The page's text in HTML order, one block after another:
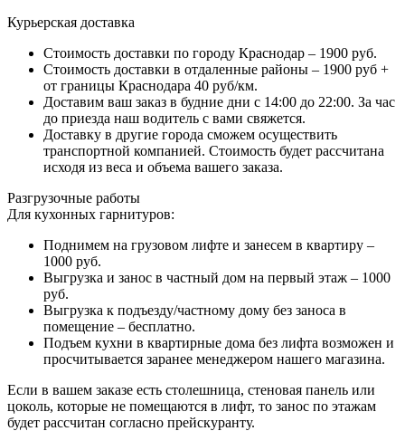
Курьерская доставка
Стоимость доставки по городу Краснодар – 1900 руб.
Стоимость доставки в отдаленные районы – 1900 руб +
от границы Краснодара 40 руб/км.
Доставим ваш заказ в будние дни с 14:00 до 22:00. За час
до приезда наш водитель с вами свяжется.
Доставку в другие города сможем осуществить
транспортной компанией. Стоимость будет рассчитана
исходя из веса и объема вашего заказа.
Разгрузочные работы
Для кухонных гарнитуров:
Поднимем на грузовом лифте и занесем в квартиру –
1000 руб.
Выгрузка и занос в частный дом на первый этаж – 1000
руб.
Выгрузка к подъезду/частному дому без заноса в
помещение – бесплатно.
Подъем кухни в квартирные дома без лифта возможен и
просчитывается заранее менеджером нашего магазина.
Если в вашем заказе есть столешница, стеновая панель или
цоколь, которые не помещаются в лифт, то занос по этажам
будет рассчитан согласно прейскуранту.